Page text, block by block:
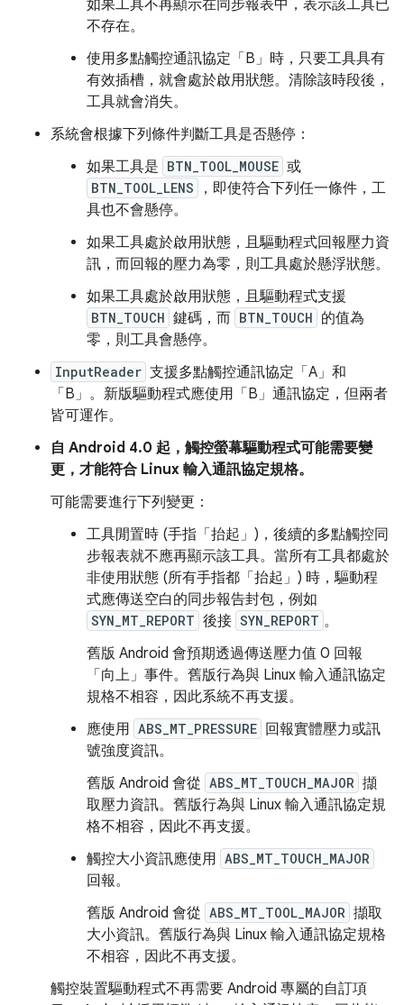
如果工具不再顯示在同步報表中，表示該工具已
不存在。
使用多點觸控通訊協定「B」時，只要工具具有
有效插槽，就會處於啟用狀態。清除該時段後，
工具就會消失。
系統會根據下列條件判斷工具是否懸停：
如果工具是 BTN_TOOL_MOUSE 或
BTN_TOOL_LENS
，即使符合下列任一條件，工
具也不會懸停。
如果工具處於啟用狀態，且驅動程式回報壓力資
訊，而回報的壓力為零，則工具處於懸浮狀態。
如果工具處於啟用狀態，且驅動程式支援
BTN_TOUCH 鍵碼，而 BTN_TOUCH 的值為
零，則工具會懸停。
InputReader 支援多點觸控通訊協定「A」和
「B」。新版驅動程式應使用「B」通訊協定，但兩者
皆可運作。
自 Android 4.0 起，觸控螢幕驅動程式可能需要變
更，才能符合 Linux 輸入通訊協定規格。
可能需要進行下列變更：
工具閒置時 (手指「抬起」)，後續的多點觸控同
步報表就不應再顯示該工具。當所有工具都處於
非使用狀態 (所有手指都「抬起」) 時，驅動程
式應傳送空白的同步報告封包，例如
SYN_MT_REPORT 後接 SYN_REPORT 。
舊版 Android 會預期透過傳送壓力值 0 回報
「向上」事件。舊版行為與 Linux 輸入通訊協定
規格不相容，因此系統不再支援。
應使用 ABS_MT_PRESSURE 回報實體壓力或訊
號強度資訊。
舊版 Android 會從 ABS_MT_TOUCH_MAJOR 擷
取壓力資訊。舊版行為與 Linux 輸入通訊協定規
格不相容，因此不再支援。
觸控大小資訊應使用 ABS_MT_TOUCH_MAJOR
回報。
舊版 Android 會從 ABS_MT_TOOL_MAJOR 擷取
大小資訊。舊版行為與 Linux 輸入通訊協定規格
不相容，因此不再支援。
觸控裝置驅動程式不再需要 Android 專屬的自訂項